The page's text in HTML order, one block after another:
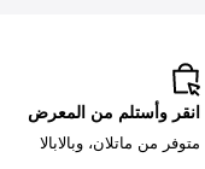
انقر وأستلم من المعرض
متوفر من ماتلان، وبالابالا